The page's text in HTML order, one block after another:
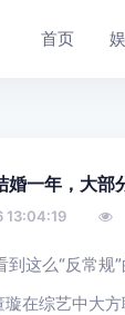
首页
一年，大部
13:04:19
这么“反常规”
在综艺中大